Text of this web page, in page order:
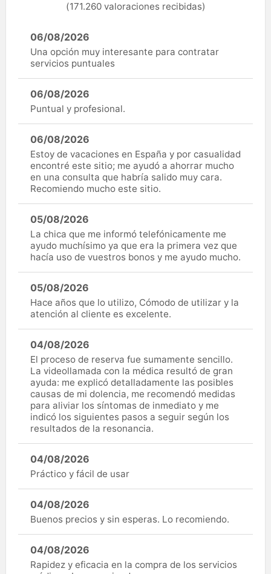
(171.260 valoraciones recibidas)
06/08/2026
Una opción muy interesante para contratar
servicios puntuales
06/08/2026
Puntual y profesional.
06/08/2026
Estoy de vacaciones en España y por casualidad
encontré este sitio; me ayudó a ahorrar mucho
en una consulta que habría salido muy cara.
Recomiendo mucho este sitio.
05/08/2026
La chica que me informó telefónicamente me
ayudo muchísimo ya que era la primera vez que
hacía uso de vuestros bonos y me ayudo mucho.
05/08/2026
Hace años que lo utilizo, Cómodo de utilizar y la
atención al cliente es excelente.
04/08/2026
El proceso de reserva fue sumamente sencillo.
La videollamada con la médica resultó de gran
ayuda: me explicó detalladamente las posibles
causas de mi dolencia, me recomendó medidas
para aliviar los síntomas de inmediato y me
indicó los siguientes pasos a seguir según los
resultados de la resonancia.
04/08/2026
Práctico y fácil de usar
04/08/2026
Buenos precios y sin esperas. Lo recomiendo.
04/08/2026
Rapidez y eficacia en la compra de los servicios